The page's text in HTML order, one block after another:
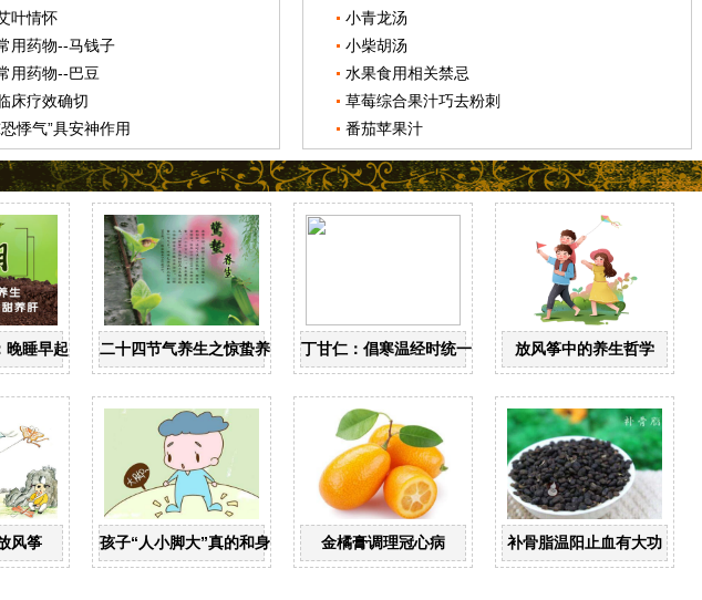
叶情怀
用药物--马钱子
用药物--巴豆
床疗效确切
悸气”具安神作用
小青龙汤
小柴胡汤
水果食用相关禁忌
草莓综合果汁巧去粉刺
番茄苹果汁
晚睡早起 食甜养肝二十四节气养生之惊蛰养生 丁甘仁：倡寒温经时统一 创近代中医教育放风筝中的养生哲学
风筝 孩子“人小脚大”真的和身高有关？金橘膏调理冠心病 补骨脂温阳止血有大功